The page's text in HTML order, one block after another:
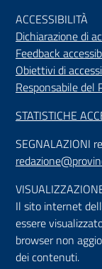
ACCESSIBILITÀ
Dichiarazione di
Feedback
Obiettivi di
Responsabile del
STATISTICHE
SEGNALAZIONI
Il sito internet
essere
browser non
dei contenuti.